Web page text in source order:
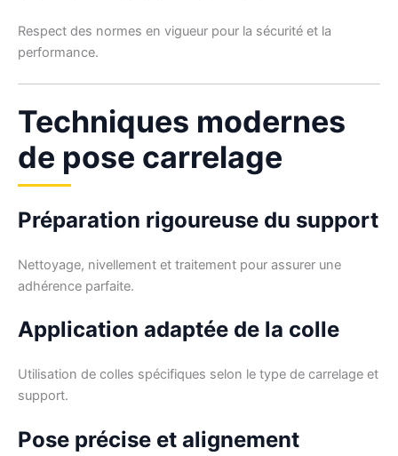
Respect des normes en vigueur pour la sécurité et la
performance.
Techniques modernes
de pose carrelage
Préparation rigoureuse du support
Nettoyage, nivellement et traitement pour assurer une
adhérence parfaite.
Application adaptée de la colle
Utilisation de colles spécifiques selon le type de carrelage et
support.
Pose précise et alignement